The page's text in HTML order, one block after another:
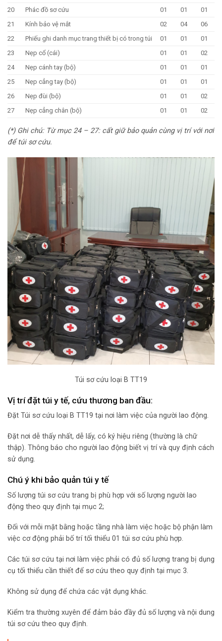
20
Phác đồ sơ cứu 01 01
01
21
Kính bảo vệ mắt 02 04
06
22
Phiếu ghi danh mục trang thiết bị có trong túi 01 01
01
23
Nẹp cổ (cái) 01 01
02
24
Nẹp cánh tay (bộ) 01 01
01
25
Nẹp cẳng tay (bộ) 01 01
01
26
Nẹp đùi (bộ) 01 01
02
27
Nẹp cẳng chân (bộ) 01 01 02
(*) Ghi chú: Từ mục 24 – 27: cất giữ bảo quản cùng vị trí với nơi
để túi sơ cứu.
Túi sơ cứu loại B TT19
Vị trí đặt túi y tế, cứu thương ban đầu:
Đặt Túi sơ cứu loại B TT19 tại nơi làm việc của người lao động.
Đặt nơi dễ thấy nhất, dễ lấy, có ký hiệu riêng (thường là chữ
thập). Thông báo cho người lao động biết vị trí và quy định cách
sử dụng.
Chú ý khi bảo quản túi y tế
Số lượng túi sơ cứu trang bị phù hợp với số lượng người lao
động theo quy định tại mục 2;
Đối với mỗi mặt bằng hoặc tầng nhà làm việc hoặc bộ phận làm
việc cơ động phải bố trí tối thiểu 01 túi sơ cứu phù hợp.
Các túi sơ cứu tại nơi làm việc phải có đủ số lượng trang bị dụng
cụ tối thiểu cần thiết để sơ cứu theo quy định tại mục 3.
Không sử dụng để chứa các vật dụng khác.
Kiểm tra thường xuyên để đảm bảo đầy đủ số lượng và nội dung
túi sơ cứu theo quy định.